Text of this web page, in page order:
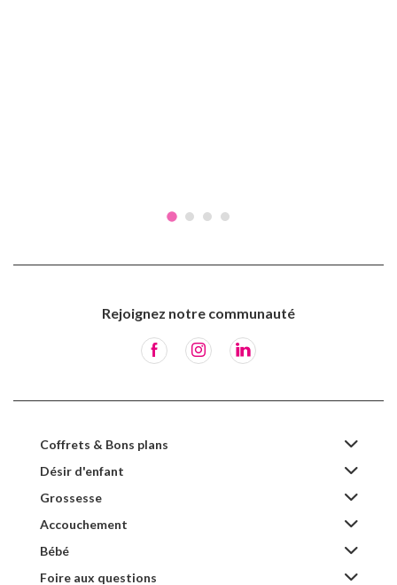
Rejoignez notre communauté
Coffrets & Bons plans
Désir d'enfant
Grossesse
Accouchement
Bébé
Foire aux questions